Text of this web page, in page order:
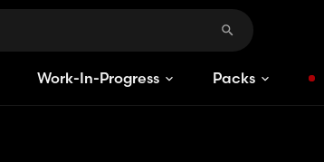
Work-In-Progress Packs